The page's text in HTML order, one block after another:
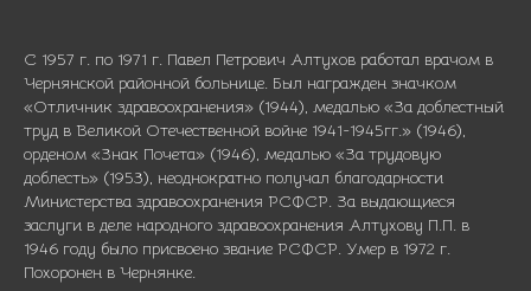
С 1957 г. по 1971 г. Павел Петрович Алтухов работал врачом в
Чернянской районной больнице. Был награжден значком
«Отличник здравоохранения» (1944), медалью «За доблестный
труд в Великой Отечественной войне 1941-1945гг.» (1946),
орденом «Знак Почета» (1946), медалью «За трудовую
доблесть» (1953), неоднократно получал благодарности
Министерства здравоохранения РСФСР. За выдающиеся
заслуги в деле народного здравоохранения Алтухову П.П. в
1946 году было присвоено звание РСФСР. Умер в 1972 г.
Похоронен в Чернянке.